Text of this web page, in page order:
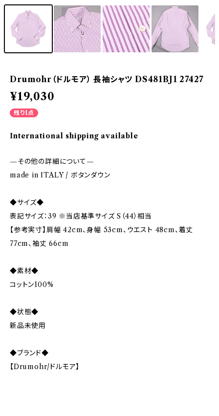
Drumohr（ドルモア） 長袖シャツ DS481BJ1 27427
¥19,030
残り1点
International shipping available
—その他の詳細について—
made in ITALY / ボタンダウン
◆サイズ◆
表記サイズ：39 ※当店基準サイズ S（44）相当
【参考実寸】肩幅 42cm、身幅 53cm、ウエスト 48cm、着丈
77cm、袖丈 66cm
◆素材◆
コットン100%
◆状態◆
新品未使用
◆ブランド◆
【Drumohr/ドルモア】